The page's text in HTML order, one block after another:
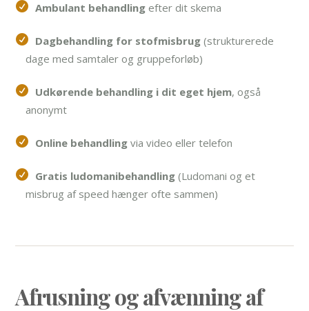
Ambulant behandling efter dit skema
Dagbehandling for stofmisbrug (strukturerede
dage med samtaler og gruppeforløb)
Udkørende behandling i dit eget hjem, også
anonymt
Online behandling via video eller telefon
Gratis ludomanibehandling(Ludomani og et
misbrug af speed hænger ofte sammen)
Afrusning og afvænning af